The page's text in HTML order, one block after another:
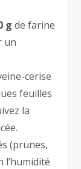
g de farine
un
cerise
feuilles
la
(prunes,
l’humidité